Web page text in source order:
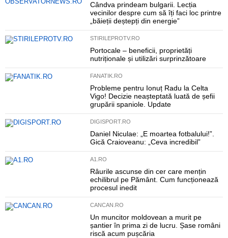
Cândva prindeam bulgarii. Lecția
vecinilor despre cum să îți faci loc printre
„băieții deștepți din energie”
STIRILEPROTV.RO
Portocale – beneficii, proprietăți
nutriționale și utilizări surprinzătoare
FANATIK.RO
Probleme pentru Ionuț Radu la Celta
Vigo! Decizie neașteptată luată de șefii
grupării spaniole. Update
DIGISPORT.RO
Daniel Niculae: „E moartea fotbalului!”.
Gică Craioveanu: „Ceva incredibil”
A1.RO
Râurile ascunse din cer care mențin
echilibrul pe Pământ. Cum funcționează
procesul inedit
CANCAN.RO
Un muncitor moldovean a murit pe
șantier în prima zi de lucru. Șase români
riscă acum pușcăria